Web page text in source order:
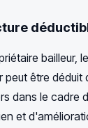
bailleur,
peut être déduit
dans le cadre
et